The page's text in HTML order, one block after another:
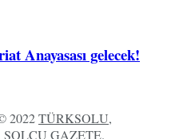
Anayasası gelecek!
2022TÜRKSOLU,
GAZETE.